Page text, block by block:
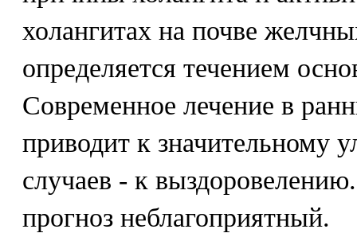
холангитах на почве
определяется течением
Современное лечение в
приводит к значительному
случаев - к
прогноз неблагоприятный.